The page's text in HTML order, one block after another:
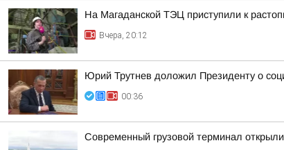
На Магаданской ТЭЦ приступили к
Вчера, 20:12
Юрий Трутнев доложил Президенту о
00:36
Современный грузовой терминал